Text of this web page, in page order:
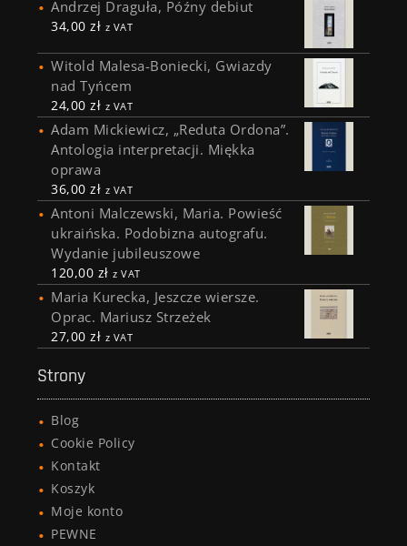
Andrzej Draguła, Późny debiut
34,00zł z VAT
Witold Malesa-Boniecki, Gwiazdy
nad Tyńcem
24,00zł z VAT
Adam Mickiewicz, „Reduta Ordona”.
Antologia interpretacji. Miękka
oprawa
36,00zł z VAT
Antoni Malczewski, Maria. Powieść
ukraińska. Podobizna autografu.
Wydanie jubileuszowe
120,00 zł z VAT
Maria Kurecka, Jeszcze wiersze.
Oprac. Mariusz Strzeżek
27,00zł z VAT
Strony
Blog
Cookie Policy
Kontakt
Koszyk
Moje konto
PEWNE